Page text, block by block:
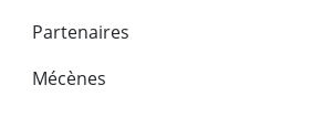
Partenaires
Mécènes